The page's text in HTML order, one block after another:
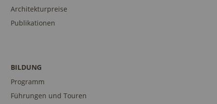
Architekturpreise
Publikationen
BILDUNG
Programm
Führungen und Touren